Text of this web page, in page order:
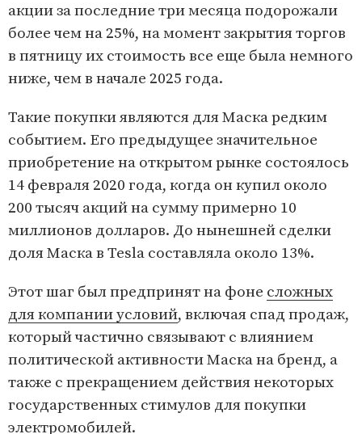
акции за последние три месяца подорожали
более чем на 25%, на момент закрытия торгов
в пятницу их стоимость все еще была немного
ниже, чем в начале 2025 года.
Такие покупки являются для Маска редким
событием. Его предыдущее значительное
приобретение на открытом рынке состоялось
14 февраля 2020 года, когда он купил около
200 тысяч акций на сумму примерно 10
миллионов долларов. До нынешней сделки
доля Маска в Tesla составляла около 13%.
Этот шаг был предпринят на фоне сложных
для компании условий, включая спад продаж,
который частично связывают с влиянием
политической активности Маска на бренд, а
также с прекращением действия некоторых
государственных стимулов для покупки
электромобилей.